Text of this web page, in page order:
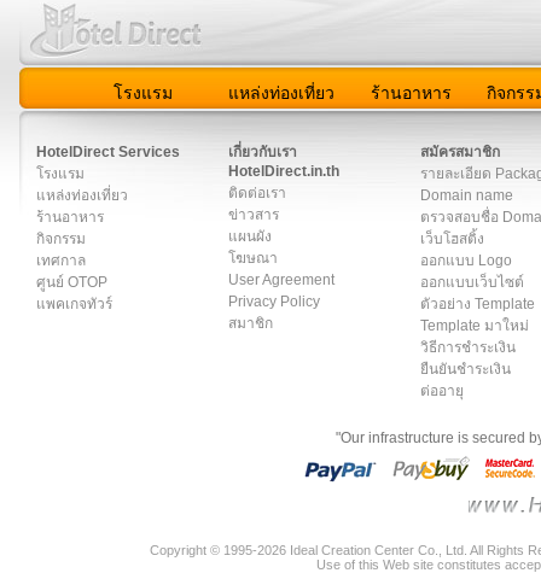
โรงแรม แหล่งท่องเที่ยว ร้านอาหาร กิจกรร
HotelDirect Services
โรงแรม
แหล่งท่องเที่ยว
ร้านอาหาร
กิจกรรม
เทศกาล
ศูนย์ OTOP
แพคเกจทัวร์
เกี่ยวกับเรา
HotelDirect.in.th
ติดต่อเรา
ข่าวสาร
แผนผัง
โฆษณา
User Agreement
Privacy Policy
สมาชิก
สมัครสมาชิก
รายละเอียด
Domain name
ตรวจสอบชื่อ
เว็บโฮสติ้ง
ออกแบบ Logo
ออกแบบเว็บไซต์
ตัวอย่าง Template
Template มาใหม่
วิธีการชำระเงิน
ยืนยันชำระเงิน
ต่ออายุ
"Our infrastructure is secured
Copyright © 1995-2026 Ideal Creation Center Co., Ltd. All Rights
Use of this Web site constitutes